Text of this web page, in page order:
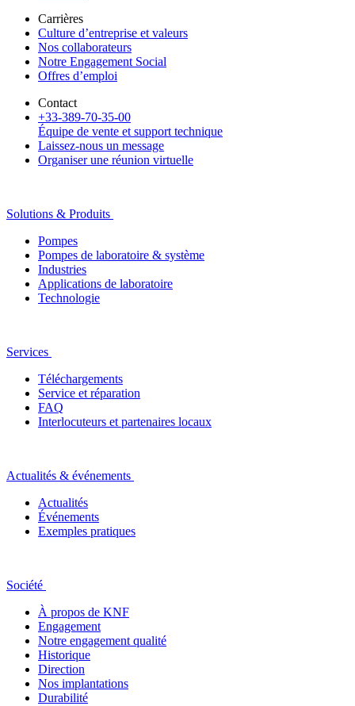
Carrières
Culture d’entreprise et valeurs
Nos collaborateurs
Notre Engagement Social
Offres d’emploi
Contact
+33-389-70-35-00
Équipe de vente et support technique
Laissez-nous un message
Organiser une réunion virtuelle
Solutions & Produits
Pompes
Pompes de laboratoire & système
Industries
Applications de laboratoire
Technologie
Services
Téléchargements
Service et réparation
FAQ
Interlocuteurs et partenaires locaux
Actualités & événements
Actualités
Événements
Exemples pratiques
Société
À propos de KNF
Engagement
Notre engagement qualité
Historique
Direction
Nos implantations
Durabilité